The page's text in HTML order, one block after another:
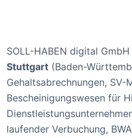
SOLL-HABEN digital
Stuttgart (Baden-
Gehaltsabrechnungen,
Bescheinigungswesen für
laufender Verbuchung,
Stuttgart
Heilbronn
Karlsruhe